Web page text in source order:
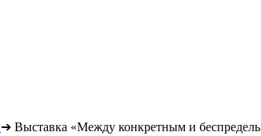
➔ Выставка «Между конкретным и